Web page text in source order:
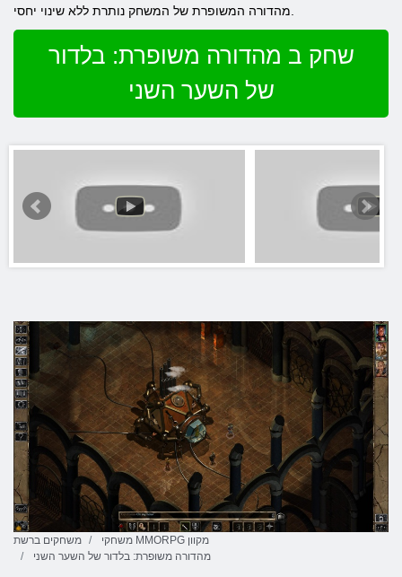
שחק ב מהדורה משופרת: בלדור
של השער השני
משחקים ברשת
משחקי MMORPG מקוון
מהדורה משופרת: בלדור של השער השני